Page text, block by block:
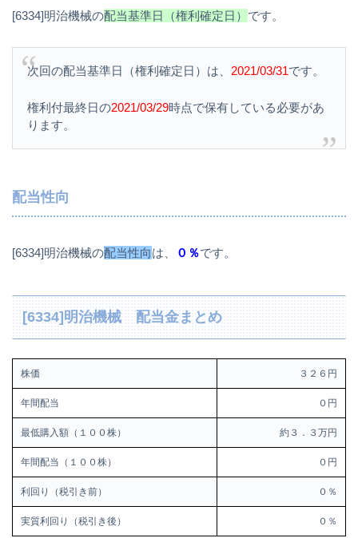
[6334]明治機械の配当基準日（権利確定日） です。
次回の配当基準日（権利確定日）は、 2021/03/31です。
権利付最終日の2021/03/29時点で保有している必要があ
ります。
配当性向
[6334]明治機械の配当性向は、 ０％です。
[6334]明治機械 配当金まとめ
株価 ３２６円
年間配当 ０円
最低購入額（１００株） 約３．３万円
年間配当（１００株） ０円
利回り（税引き前） ０％
実質利回り（税引き後） ０％